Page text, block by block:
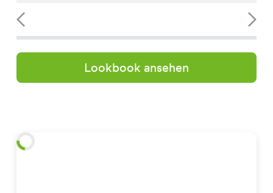
Lookbook ansehen